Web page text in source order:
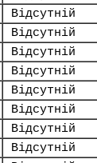
Відсутній
Відсутній
Відсутній
Відсутній
Відсутній
Відсутній
Відсутній
Відсутній